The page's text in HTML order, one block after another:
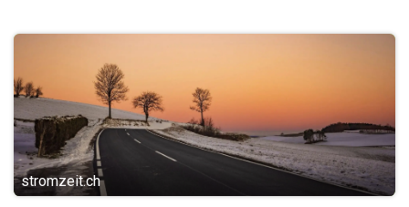
stromzeit.ch